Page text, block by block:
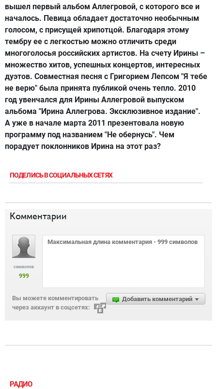
вышел первый альбом Аллегровой, с которого все и
началось. Певица обладает достаточно необычным
голосом, с присущей хрипотцой. Благодаря этому
тембру ее с легкостью можно отличить среди
многоголосья российских артистов. На счету Ирины –
множество хитов, успешных концертов, интересных
дуэтов. Совместная песня с Григорием Лепсом "Я тебе
не верю" была принята публикой очень тепло. 2010
год увенчался для Ирины Аллегровой выпуском
альбома "Ирина Аллегрова. Эксклюзивное издание".
А уже в начале марта 2011 презентовала новую
программу под названием "Не обернусь". Чем
порадует поклонников Ирина на этот раз?
ПОДЕЛИСЬ В СОЦИАЛЬНЫХ СЕТЯХ
Комментарии
символов
999
Добавить комментарий
Вы можете комментировать
через аккаунт в соцсетях:
РАДИО